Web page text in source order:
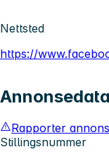
Nettsted
https://
Annonsedata
Rapporter
Stillingsnummer